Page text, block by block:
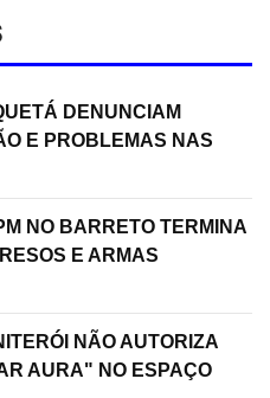
DENUNCIAM
E PROBLEMAS NAS
NO BARRETO TERMINA
E ARMAS
NÃO AUTORIZA
AURA" NO ESPAÇO